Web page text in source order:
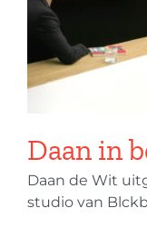
Daan in
Daan de Wit
studio van